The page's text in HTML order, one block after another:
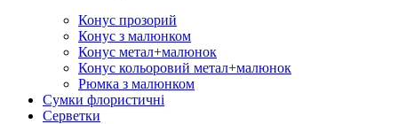
Конус прозорий
Конус з малюнком
Конус метал+малюнок
Конус кольоровий метал+малюнок
Рюмка з малюнком
Сумки флористичні
Серветки